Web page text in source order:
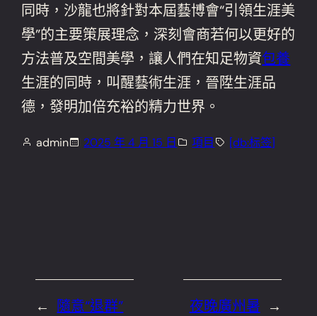
同時，沙龍也將針對本屆藝博會“引領生涯美
學”的主要策展理念，深刻會商若何以更好的
方法普及空間美學，讓人們在知足物資包養
生涯的同時，叫醒藝術生涯，晉陞生涯品
德，發明加倍充裕的精力世界。
admin 2025 年 4 月 15 日 項目 [db:标签]
←
隨意“退群”
→
夜晚廣州暑